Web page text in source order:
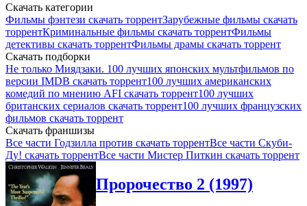
Скачать категории
Фильмы фэнтези скачать торрентЗарубежные фильмы скачать
торрентКриминальные фильмы скачать торрентФильмы
детективы скачать торрентФильмы драмы скачать торрент
Скачать подборки
Не только Миядзаки. 100 лучших японских мультфильмов по
версии IMDB скачать торрент100 лучших американских
комедий по мнению AFI скачать торрент100 лучших
британских сериалов скачать торрент100 лучших французских
фильмов скачать торрент
Скачать франшизы
Все части Годзилла против скачать торрентВсе части Скуби-
Ду! скачать торрентВсе части Мистер Питкин скачать торрент
Пророчество 2 (1997)